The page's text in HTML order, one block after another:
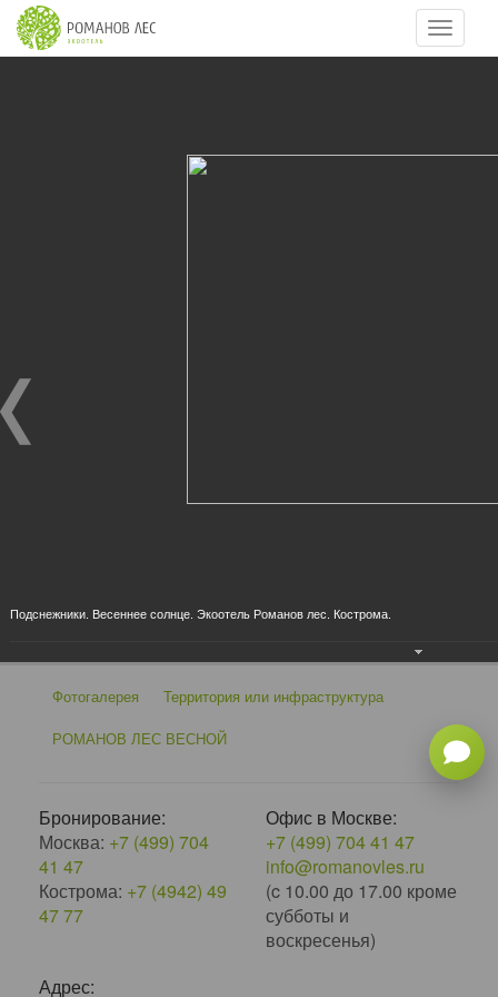
Фотогалерея
Территория или инфраструктура
РОМАНОВ ЛЕС ВЕСНОЙ
Бронирование:
Москва: +7 (499) 704
41 47
Кострома: +7 (4942) 49
47 77
Офис в Москве:
+7 (499) 704 41 47
info@romanovles.ru
(c 10.00 до 17.00 кроме
субботы и
воскресенья)
Адрес:
из 7
Подснежники. Весеннее солнце. Экоотель Романов лес. Кострома.